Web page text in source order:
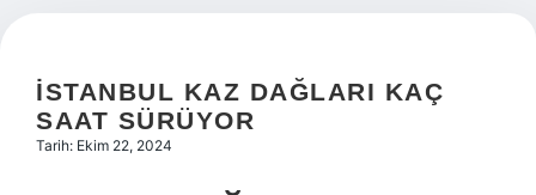
Hakkımızda
İSTANBUL KAZ DAĞLARI KAÇ
SAAT SÜRÜYOR
Tarih: Ekim 22, 2024